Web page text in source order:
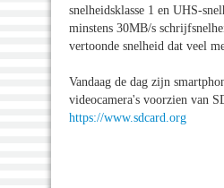
snelheidsklasse 1 en UHS-
minstens 30MB/s
vertoonde snelheid dat veel
Vandaag de dag zijn
videocamera's voorzien van
https://www.sdcard.org